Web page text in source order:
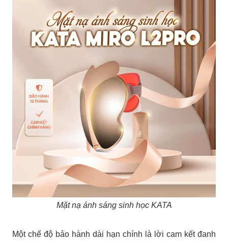
Mặt nạ ánh sáng sinh học KATA
Một chế độ bảo hành dài hạn chính là lời cam kết đanh